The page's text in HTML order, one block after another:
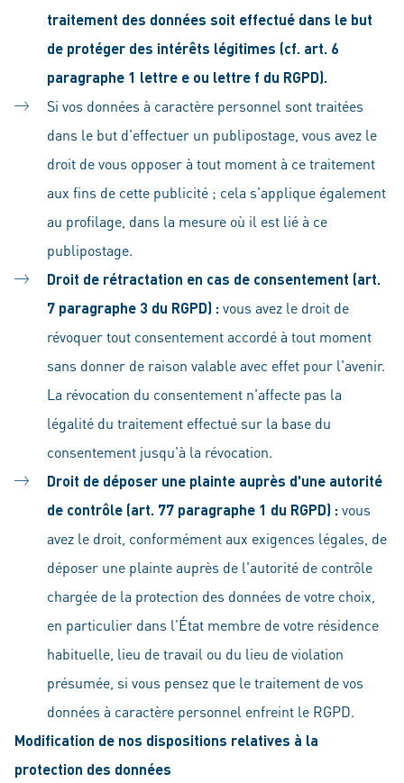
traitement des données soit effectué dans le but
de protéger des intérêts légitimes (cf. art. 6
paragraphe 1 lettre e ou lettre f du RGPD).
Si vos données à caractère personnel sont traitées
dans le but d'effectuer un publipostage, vous avez le
droit de vous opposer à tout moment à ce traitement
aux fins de cette publicité ; cela s'applique également
au profilage, dans la mesure où il est lié à ce
publipostage.
Droit de rétractation en cas de consentement (art.
7 paragraphe 3 du RGPD) : vous avez le droit de
révoquer tout consentement accordé à tout moment
sans donner de raison valable avec effet pour l'avenir.
La révocation du consentement n'affecte pas la
légalité du traitement effectué sur la base du
consentement jusqu'à la révocation.
Droit de déposer une plainte auprès d'une autorité
de contrôle (art. 77 paragraphe 1 du RGPD) : vous
avez le droit, conformément aux exigences légales, de
déposer une plainte auprès de l'autorité de contrôle
chargée de la protection des données de votre choix,
en particulier dans l'État membre de votre résidence
habituelle, lieu de travail ou du lieu de violation
présumée, si vous pensez que le traitement de vos
données à caractère personnel enfreint le RGPD.
Modification de nos dispositions relatives à la
protection des données